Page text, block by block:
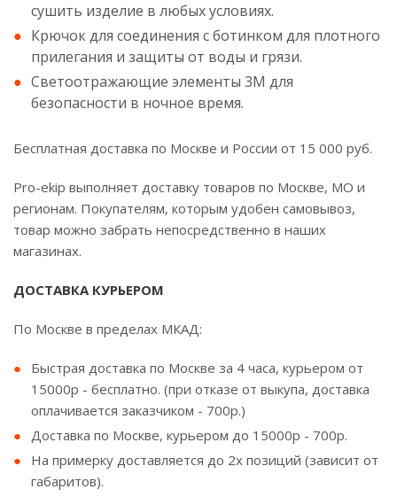
сушить изделие в любых условиях.
Крючок для соединения с ботинком для плотного
прилегания и защиты от воды и грязи.
Светоотражающие элементы 3M для
безопасности в ночное время.
Бесплатная доставка по Москве и России от 15 000 руб.
Pro-ekip выполняет доставку товаров по Москве, МО и
регионам. Покупателям, которым удобен самовывоз,
товар можно забрать непосредственно в наших
магазинах.
ДОСТАВКА КУРЬЕРОМ
По Москве в пределах МКАД:
Быстрая доставка по Москве за 4 часа, курьером от
15000р - бесплатно. (при отказе от выкупа, доставка
оплачивается заказчиком - 700р.)
Доставка по Москве, курьером до 15000р - 700р.
На примерку доставляется до 2х позиций (зависит от
габаритов).